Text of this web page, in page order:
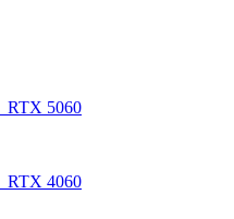
RTX 5060
RTX 4060